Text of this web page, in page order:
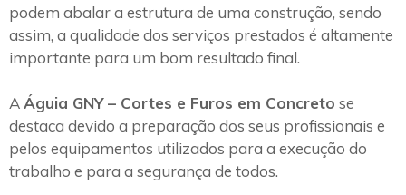
podem abalar a estrutura de uma construção, sendo
assim, a qualidade dos serviços prestados é altamente
importante para um bom resultado final.
AÁguia GNY – Cortes e Furos em Concreto se
destaca devido a preparação dos seus profissionais e
pelos equipamentos utilizados para a execução do
trabalho e para a segurança de todos.